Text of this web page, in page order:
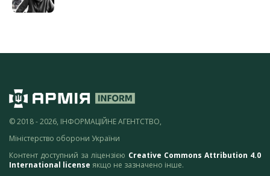
© 2018 - 2026, ІНФОРМАЦІЙНЕ АГЕНТСТВО,
Міністерство оборони України
Контент доступний за ліцензією Creative Commons Attribution 4.0
International license якщо не зазначено інше.